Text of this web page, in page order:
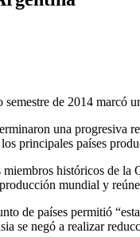
de 2014
una progresiva
principales países
históricos de
mundial y
de países permitió
se negó a realizar